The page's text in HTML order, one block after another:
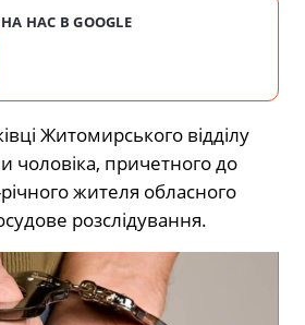
НАС В GOOGLE
Житомирського відділу
чоловіка, причетного до
жителя обласного
розслідування.